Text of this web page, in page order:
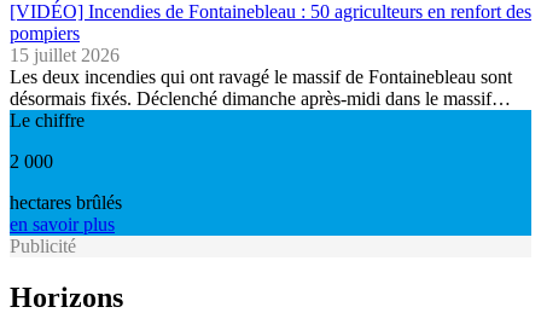
[VIDÉO] Incendies de Fontainebleau : 50 agriculteurs en renfort des
pompiers
15 juillet 2026
Les deux incendies qui ont ravagé le massif de Fontainebleau sont
désormais fixés. Déclenché dimanche après-midi dans le massif…
Le chiffre
2 000
hectares brûlés
en savoir plus
Publicité
Horizons